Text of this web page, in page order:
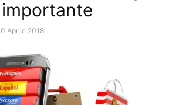
Aprile 2018